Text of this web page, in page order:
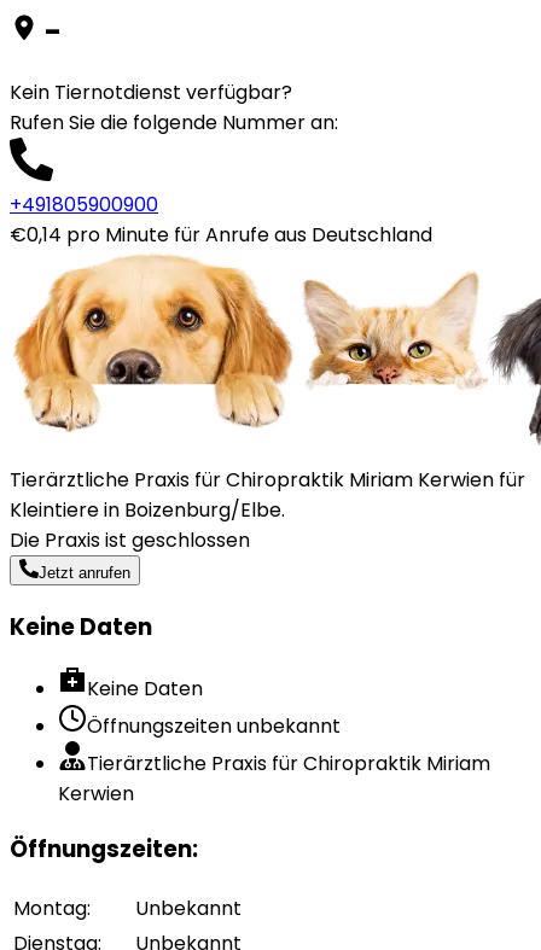
-
Kein Tiernotdienst verfügbar?
Rufen Sie die folgende Nummer an:
+491805900900
€0,14 pro Minute für Anrufe aus Deutschland
Tierärztliche Praxis für Chiropraktik Miriam Kerwien für
Kleintiere in Boizenburg/Elbe.
Die Praxis ist geschlossen
Jetzt anrufen
Keine Daten
Keine Daten
Öffnungszeiten unbekannt
Tierärztliche Praxis für Chiropraktik Miriam
Kerwien
Öffnungszeiten:
Montag:
Unbekannt
Dienstag:
Unbekannt